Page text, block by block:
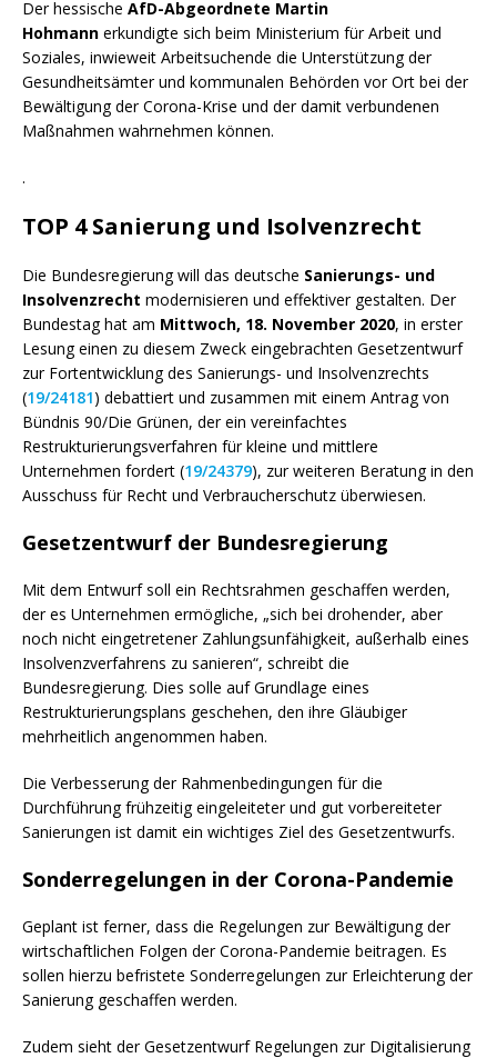
Der hessische AfD-Abgeordnete Martin
Hohmann erkundigte sich beim Ministerium für Arbeit und
Soziales, inwieweit Arbeitsuchende die Unterstützung der
Gesundheitsämter und kommunalen Behörden vor Ort bei der
Bewältigung der Corona-Krise und der damit verbundenen
Maßnahmen wahrnehmen können.
.
TOP 4 Sanierung und Isolvenzrecht
Die Bundesregierung will das deutsche Sanierungs- und
Insolvenzrecht modernisieren und effektiver gestalten. Der
Bundestag hat am Mittwoch, 18. November 2020, in erster
Lesung einen zu diesem Zweck eingebrachten Gesetzentwurf
zur Fortentwicklung des Sanierungs- und Insolvenzrechts
(19/24181) debattiert und zusammen mit einem Antrag von
Bündnis 90/Die Grünen, der ein vereinfachtes
Restrukturierungsverfahren für kleine und mittlere
Unternehmen fordert (19/24379), zur weiteren Beratung in den
Ausschuss für Recht und Verbraucherschutz überwiesen.
Gesetzentwurf der Bundesregierung
Mit dem Entwurf soll ein Rechtsrahmen geschaffen werden,
der es Unternehmen ermögliche, „sich bei drohender, aber
noch nicht eingetretener Zahlungsunfähigkeit, außerhalb eines
Insolvenzverfahrens zu sanieren“, schreibt die
Bundesregierung. Dies solle auf Grundlage eines
Restrukturierungsplans geschehen, den ihre Gläubiger
mehrheitlich angenommen haben.
Die Verbesserung der Rahmenbedingungen für die
Durchführung frühzeitig eingeleiteter und gut vorbereiteter
Sanierungen ist damit ein wichtiges Ziel des Gesetzentwurfs.
Sonderregelungen in der Corona-Pandemie
Geplant ist ferner, dass die Regelungen zur Bewältigung der
wirtschaftlichen Folgen der Corona-Pandemie beitragen. Es
sollen hierzu befristete Sonderregelungen zur Erleichterung der
Sanierung geschaffen werden.
Zudem sieht der Gesetzentwurf Regelungen zur Digitalisierung